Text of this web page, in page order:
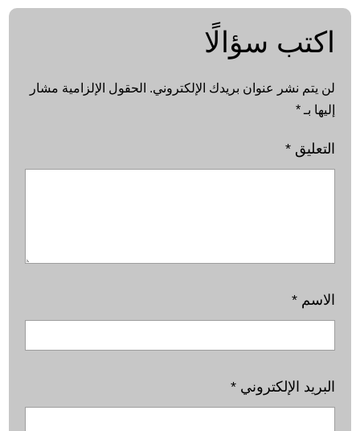
اكتب سؤالًا
لن يتم نشر عنوان بريدك الإلكتروني. الحقول الإلزامية مشار
إليها بـ*
التعليق*
الاسم*
البريد الإلكتروني*